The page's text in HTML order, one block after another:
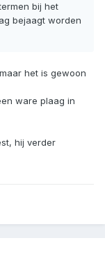
bij het
bejaagt worden
het is gewoon
ware plaag in
hij verder